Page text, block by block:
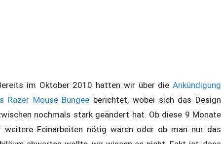
im Oktober 2010 hatten wir über die Ankündigung
Razer Mouse Bungee berichtet, wobei sich das Design
nochmals stark geändert hat. Ob diese 9 Monate
weitere Feinarbeiten nötig waren oder ob man nur das